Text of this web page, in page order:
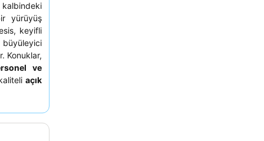
yürüyüş
keyifli
büyüleyici
Konuklar,
ve
açık
bazı